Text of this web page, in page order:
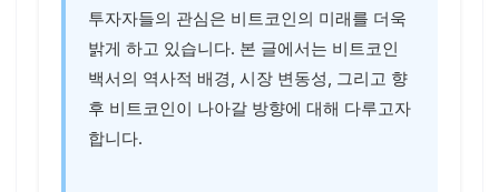
투자자들의 관심은 비트코인의 미래를 더욱
밝게 하고 있습니다. 본 글에서는 비트코인
백서의 역사적 배경, 시장 변동성, 그리고 향
후 비트코인이 나아갈 방향에 대해 다루고자
합니다.